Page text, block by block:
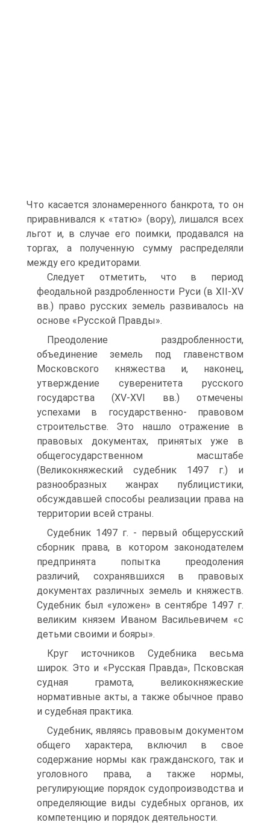
Что касается злонамерен­ного банкрота, то он
приравнивался к «татю» (вору), лишался всех
льгот и, в случае его поимки, продавался на
торгах, а полученную сумму рас­пределяли
между его кредиторами.
Следует отметить, что в период
феодальной раздробленности Руси (в XII-XV
вв.) право русских земель развивалось на
основе «Русской Правды».
Преодоление раздробленности,
объединение земель под главенст­вом
Московского княжества и, наконец,
утверждение суверенитета рус­ского
государства (XV-XVI вв.) отмечены
успехами в государственно- правовом
строительстве. Это нашло отражение в
правовых документах, принятых уже в
общегосударственном масштабе
(Великокняжеский су­дебник 1497 г.) и
разнообразных жанрах публицистики,
обсуждавшей способы реализации права на
территории всей страны.
Судебник 1497 г. - первый общерусский
сборник права, в котором законодателем
предпринята попытка преодоления
различий, сохраняв­шихся в правовых
документах различных земель и княжеств.
Судебник был «уложен» в сентябре 1497 г.
великим князем Иваном Васильевичем «с
детьми своими и бояры».
Круг источников Судебника весьма
широк. Это и «Русская Прав­да», Псковская
судная грамота, великокняжеские
нормативные акты, а также обычное право
и судебная практика.
Судебник, являясь правовым документом
общего характера, включил в свое
содержание нормы как гражданского, так и
уголовного права, а также нормы,
регулирующие порядок судопроизводства и
опре­деляющие виды судебных органов, их
компетенцию и порядок деятель­ности.